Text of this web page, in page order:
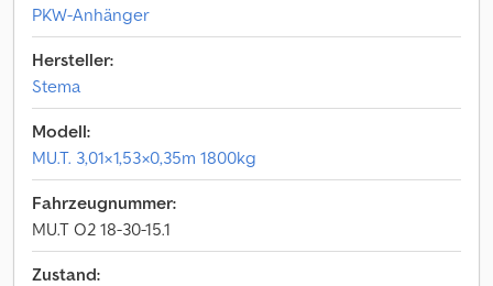
PKW-Anhänger
Hersteller:
Stema
Modell:
MU.T. 3,01×1,53×0,35m 1800kg
Fahrzeugnummer:
MU.T O2 18-30-15.1
Zustand: